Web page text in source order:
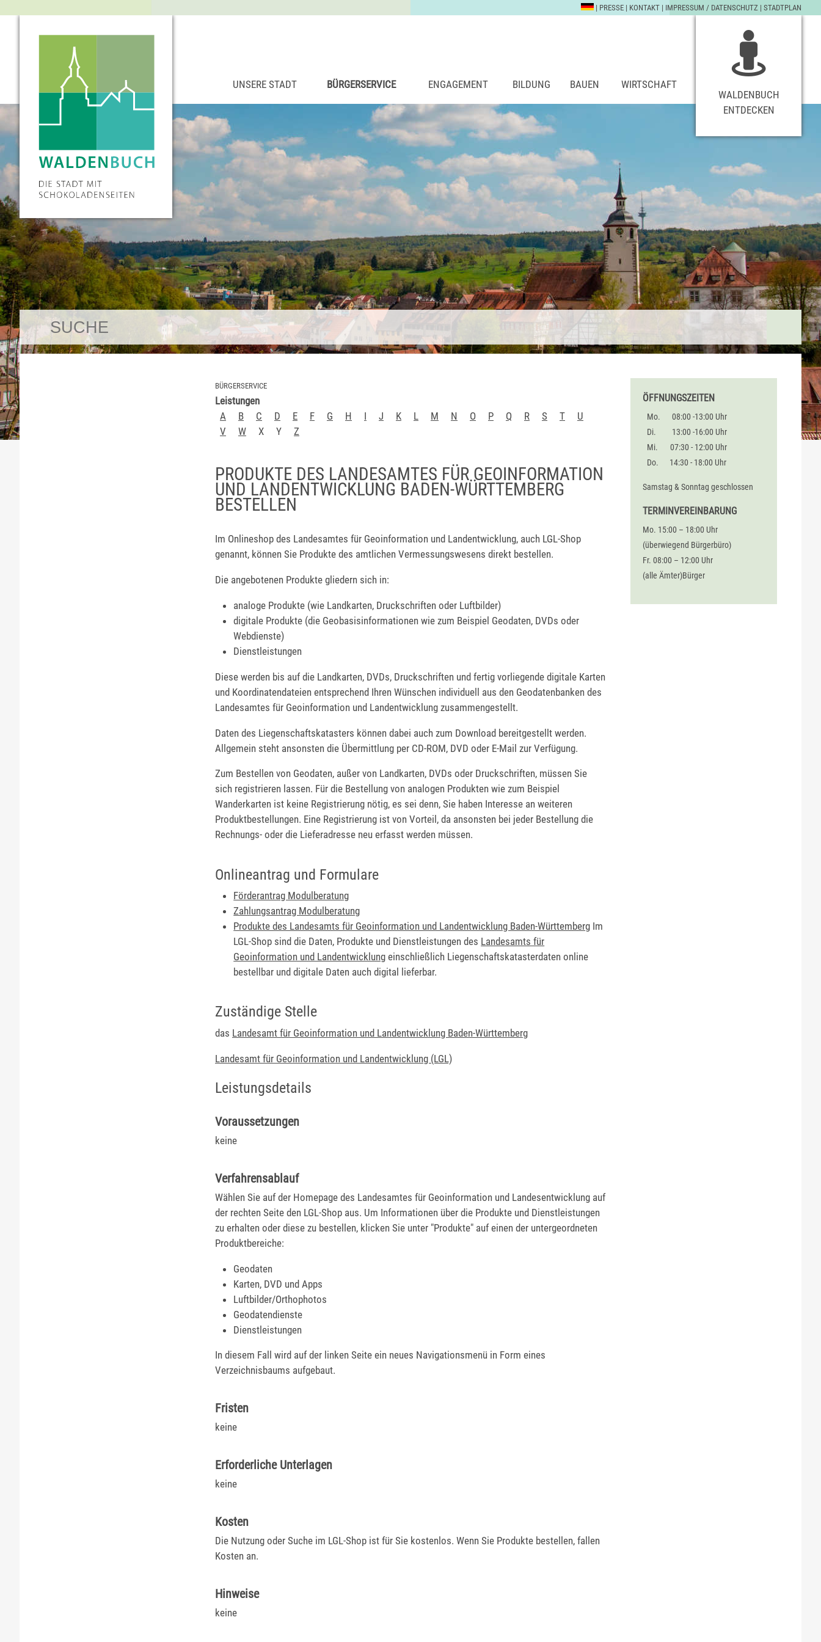
| PRESSE | KONTAKT | IMPRESSUM / DATENSCHUTZ | STADTPLAN
UNSERE STADT BÜRGERSERVICE ENGAGEMENT BILDUNG BAUEN
WIRTSCHAFT
WALDENBUCH
ENTDECKEN
BÜRGERSERVICE
Leistungen
A
B C D E F G H I J K L M N O P Q R S T
U
V
W X Y Z
PRODUKTE DES LANDESAMTES FÜR GEOINFORMATION
UND LANDENTWICKLUNG BADEN-WÜRTTEMBERG
BESTELLEN
Im Onlineshop des Landesamtes für Geoinformation und Landentwicklung, auch LGL-Shop
genannt, können Sie Produkte des amtlichen Vermessungswesens direkt bestellen.
Die angebotenen Produkte gliedern sich in:
analoge Produkte (wie Landkarten, Druckschriften oder Luftbilder)
digitale Produkte (die Geobasisinformationen wie zum Beispiel Geodaten, DVDs oder
Webdienste)
Dienstleistungen
Diese werden bis auf die Landkarten, DVDs, Druckschriften und fertig vorliegende digitale Karten
und Koordinatendateien entsprechend Ihren Wünschen individuell aus den Geodatenbanken des
Landesamtes für Geoinformation und Landentwicklung zusammengestellt.
Daten des Liegenschaftskatasters können dabei auch zum Download bereitgestellt werden.
Allgemein steht ansonsten die Übermittlung per CD-ROM, DVD oder E-Mail zur Verfügung.
Zum Bestellen von Geodaten, außer von Landkarten, DVDs oder Druckschriften, müssen Sie
sich registrieren lassen. Für die Bestellung von analogen Produkten wie zum Beispiel
Wanderkarten ist keine Registrierung nötig, es sei denn, Sie haben Interesse an weiteren
Produktbestellungen. Eine Registrierung ist von Vorteil, da ansonsten bei jeder Bestellung die
Rechnungs- oder die Lieferadresse neu erfasst werden müssen.
Onlineantrag und Formulare
Förderantrag Modulberatung
Zahlungsantrag Modulberatung
Produkte des Landesamts für Geoinformation und Landentwicklung Baden-Württemberg Im
LGL-Shop sind die Daten, Produkte und Dienstleistungen des Landesamts für
Geoinformation und Landentwicklung einschließlich Liegenschaftskatasterdaten online
bestellbar und digitale Daten auch digital lieferbar.
Zuständige Stelle
das Landesamt für Geoinformation und Landentwicklung Baden-Württemberg
Landesamt für Geoinformation und Landentwicklung (LGL)
Leistungsdetails
Voraussetzungen
keine
Verfahrensablauf
Wählen Sie auf der Homepage des Landesamtes für Geoinformation und Landesentwicklung auf
der rechten Seite den LGL-Shop aus. Um Informationen über die Produkte und Dienstleistungen
zu erhalten oder diese zu bestellen, klicken Sie unter "Produkte" auf einen der untergeordneten
Produktbereiche:
Geodaten
Karten, DVD und Apps
Luftbilder/Orthophotos
Geodatendienste
Dienstleistungen
In diesem Fall wird auf der linken Seite ein neues Navigationsmenü in Form eines
Verzeichnisbaums aufgebaut.
Fristen
keine
Erforderliche Unterlagen
keine
Kosten
Die Nutzung oder Suche im LGL-Shop ist für Sie kostenlos. Wenn Sie Produkte bestellen, fallen
Kosten an.
Hinweise
keine
ÖFFNUNGSZEITEN
Mo.
08:00 -13:00 Uhr
Di.
13:00 -16:00 Uhr
Mi.
07:30 - 12:00 Uhr
Do.
14:30 - 18:00 Uhr
Samstag & Sonntag geschlossen
TERMINVEREINBARUNG
Mo. 15:00 – 18:00 Uhr
(überwiegend Bürgerbüro)
Fr. 08:00 – 12:00 Uhr
(alle Ämter)Bürger